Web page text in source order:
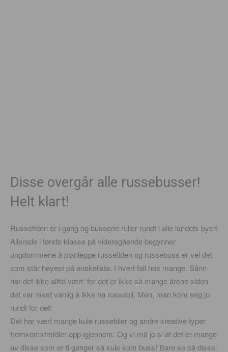
Disse overgår alle russebusser!
Helt klart!
Russetiden er i gang og bussene ruller rundt i alle landets byer!
Allerede i første klasse på videregående begynner
ungdommene å planlegge russetiden og russebuss er vel det
som står høyest på ønskelista. I hvert fall hos mange. Sånn
har det ikke alltid vært, for det er ikke så mange årene siden
det var mest vanlig å ikke ha russebil. Men, man kom seg jo
rundt for det!
Det har vært mange kule russebiler og andre kreative typer
fremkomstmidler opp igjennom. Og vi må jo si at det er mange
av disse som er ti ganger så kule som buss! Bare se på disse: